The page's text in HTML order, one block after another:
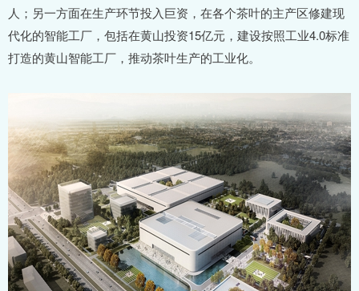
人；另一方面在生产环节投入巨资，在各个茶叶的主产区修建现
代化的智能工厂，包括在黄山投资15亿元，建设按照工业4.0标准
打造的黄山智能工厂，推动茶叶生产的工业化。